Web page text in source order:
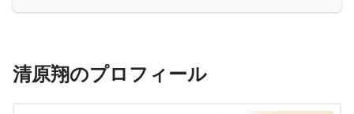
清原翔のプロフィール